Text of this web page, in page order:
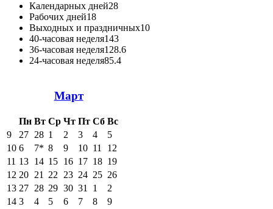
Календарных дней28
Рабочих дней18
Выходных и праздничных10
40-часовая неделя143
36-часовая неделя128.6
24-часовая неделя85.4
Март
Пн Вт Ср Чт Пт Сб Вс
9
27 28 1 2 3 4
5
10 6 7* 8 9 10 11
12
11 13 14 15 16 17 18 19
12 20 21 22 23 24 25 26
13 27 28 29 30 31 1
2
14 3 4 5 6 7 8 9